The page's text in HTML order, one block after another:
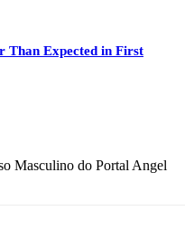
Than Expected in First
Masculino do Portal Angel